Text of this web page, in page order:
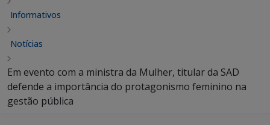
Informativos
Notícias
Em evento com a ministra da Mulher, titular da SAD
defende a importância do protagonismo feminino na
gestão pública